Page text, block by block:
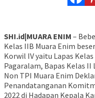
SHI.id|MUARA ENIM –
Kelas IIB Muara Enim
Korwil IV yaitu Lapas
Pagaralam, Bapas Kelas
Non TPI Muara Enim
Penandatanganan
2022 di Hadapan Kepala